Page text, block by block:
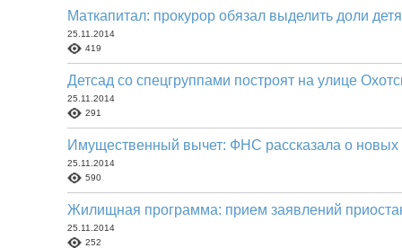
Маткапитал: прокурор обязал выделить доли
25.11.2014
419
Детсад со спецгруппами построят на улице
25.11.2014
291
Имущественный вычет: ФНС рассказала о новых
25.11.2014
590
Жилищная программа: прием заявлений
25.11.2014
252